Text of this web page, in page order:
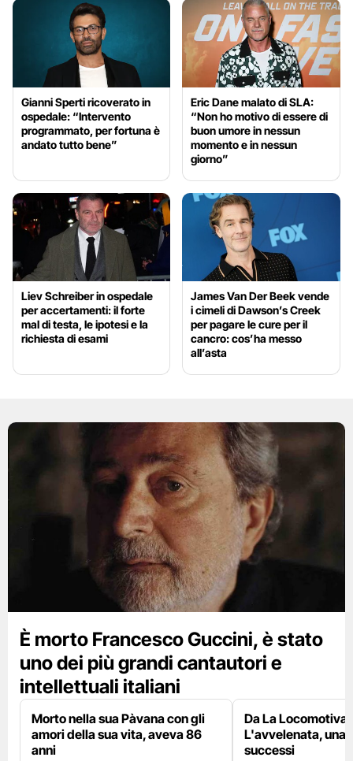
Gianni Sperti ricoverato in
ospedale: “Intervento
programmato, per fortuna è
andato tutto bene”
Eric Dane malato di SLA:
“Non ho motivo di essere di
buon umore in nessun
momento e in nessun
giorno”
Liev Schreiber in ospedale
per accertamenti: il forte
mal di testa, le ipotesi e la
richiesta di esami
James Van Der Beek vende
i cimeli di Dawson’s Creek
per pagare le cure per il
cancro: cos’ha messo
all’asta
È morto Francesco Guccini, è stato
uno dei più grandi cantautori e
intellettuali italiani
Morto nella sua Pàvana con gli
amori della sua vita, aveva 86
anni
Da La Locomotiva
L'avvelenata, una
successi